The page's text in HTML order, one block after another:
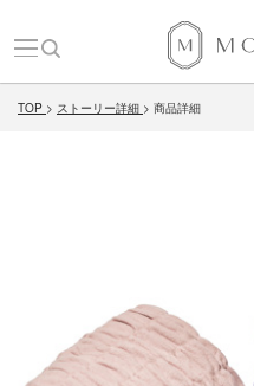
TOP ストーリー詳細 商品詳細